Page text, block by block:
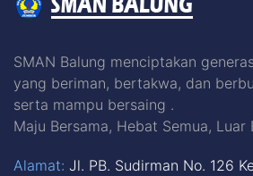
SMAN Balung menciptakan
yang beriman, bertakwa, dan
serta mampu bersaing .
Maju Bersama, Hebat Semua, Luar
Alamat: Jl. PB. Sudirman No. 126